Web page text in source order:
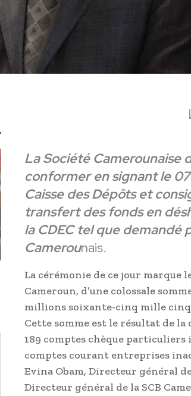
La Société Camerounaise
conformer en signant le
Caisse des Dépôts et
transfert des fonds en
la CDEC tel que demandé
Camerounais.
La cérémonie de ce jour marque
Cameroun, d’une colossale
millions soixante-cinq mille cinq
Cette somme est le résultat de
189 comptes chèque particuliers
comptes courant entreprises
Evina Obam, Directeur général
Directeur général de la SCB